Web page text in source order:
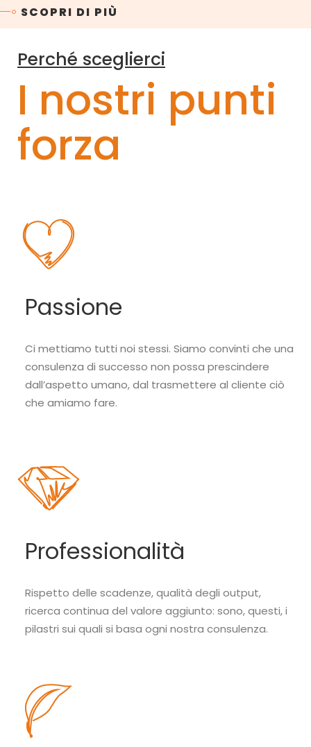
SCOPRI DI PIÙ
Perché sceglierci
I nostri punti
forza
Passione
Ci mettiamo tutti noi stessi. Siamo convinti che una
consulenza di successo non possa prescindere
dall’aspetto umano, dal trasmettere al cliente ciò
che amiamo fare.
Professionalità
Rispetto delle scadenze, qualità degli output,
ricerca continua del valore aggiunto: sono, questi, i
pilastri sui quali si basa ogni nostra consulenza.